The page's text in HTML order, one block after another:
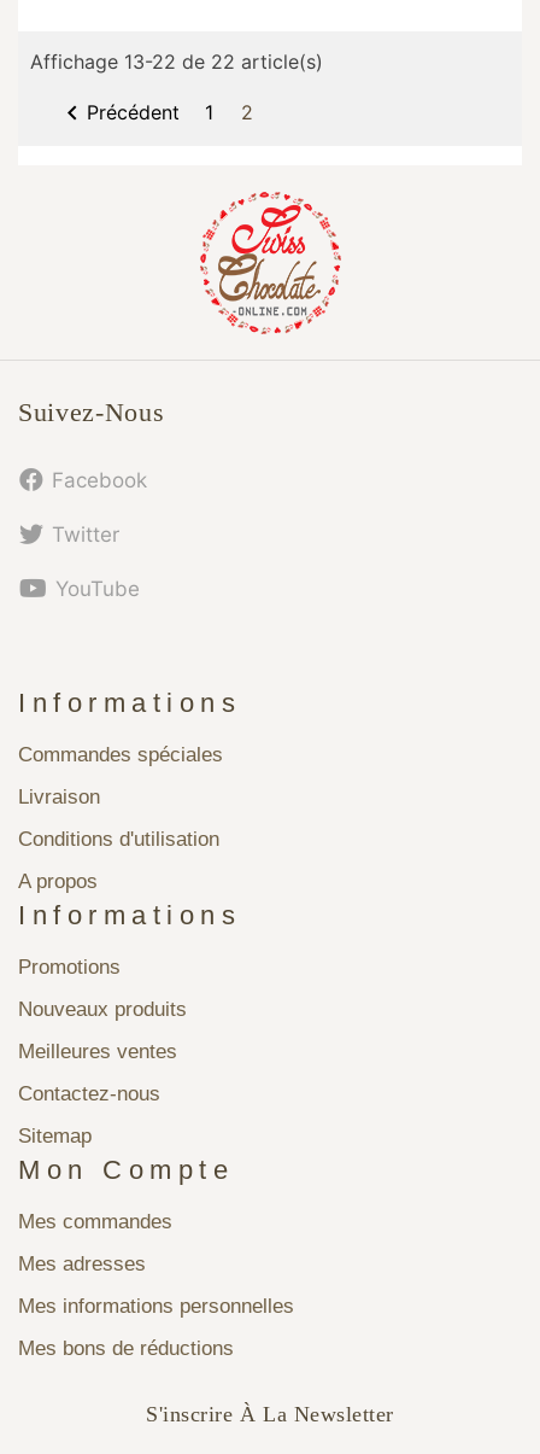
Affichage 13-22 de 22 article(s)
 Précédent 1 2
Suivez-Nous
Facebook
Twitter
YouTube
Informations
Commandes spéciales
Livraison
Conditions d'utilisation
A propos
Informations
Promotions
Nouveaux produits
Meilleures ventes
Contactez-nous
Sitemap
Mon Compte
Mes commandes
Mes adresses
Mes informations personnelles
Mes bons de réductions
S'inscrire À La Newsletter